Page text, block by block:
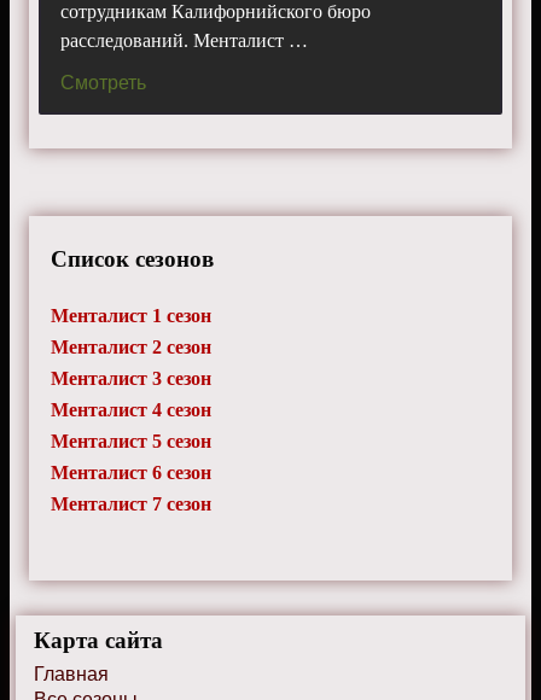
сотрудникам Калифорнийского бюро
расследований. Менталист …
Смотреть
Список сезонов
Менталист 1 сезон
Менталист 2 сезон
Менталист 3 сезон
Менталист 4 сезон
Менталист 5 сезон
Менталист 6 сезон
Менталист 7 сезон
Карта сайта
Главная